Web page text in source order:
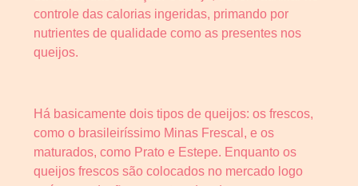
controle das calorias ingeridas, primando por
nutrientes de qualidade como as presentes nos
queijos.
Há basicamente dois tipos de queijos: os frescos,
como o brasileiríssimo Minas Frescal, e os
maturados, como Prato e Estepe. Enquanto os
queijos frescos são colocados no mercado logo